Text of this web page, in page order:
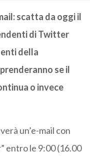
scatta da oggi il
di Twitter
della
se il
o invece
un’e-mail con
entro le 9:00 (16.00